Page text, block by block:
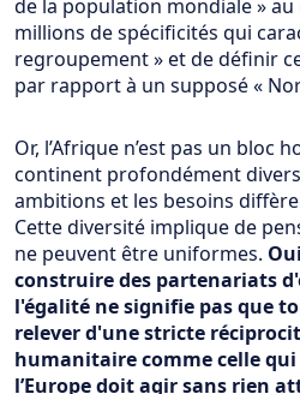
de la population mondiale » au
millions de spécificités qui
regroupement » et de définir
par rapport à un supposé «
Or, l’Afrique n’est pas un bloc
continent profondément
ambitions et les besoins
Cette diversité implique de
ne peuvent être uniformes.
construire des partenariats
l'égalité ne signifie pas que
relever d'une stricte
humanitaire comme celle qui
l’Europe doit agir sans rien